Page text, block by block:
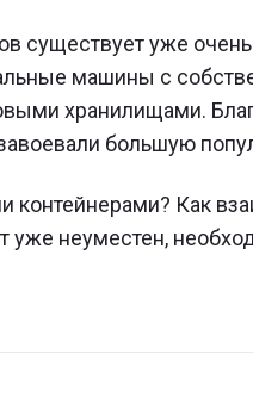
существует уже
машины с
хранилищами.
большую
контейнерами? Как
уже неуместен,